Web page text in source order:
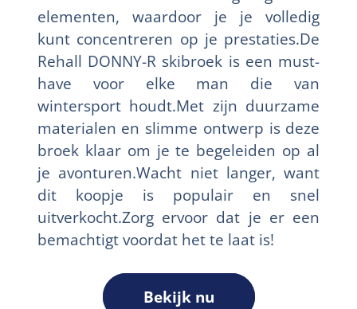
elementen, waardoor je je volledig
kunt concentreren op je prestaties.De
Rehall DONNY-R skibroek is een must-
have voor elke man die van
wintersport houdt.Met zijn duurzame
materialen en slimme ontwerp is deze
broek klaar om je te begeleiden op al
je avonturen.Wacht niet langer, want
dit koopje is populair en snel
uitverkocht.Zorg ervoor dat je er een
bemachtigt voordat het te laat is!
Bekijk nu